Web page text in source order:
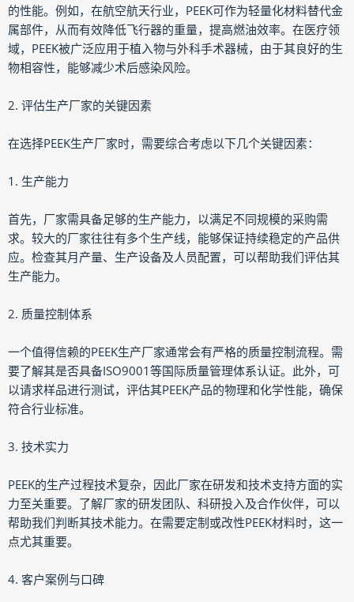
的性能。例如，在航空航天行业，PEEK可作为轻量化材料替代金
属部件，从而有效降低飞行器的重量，提高燃油效率。在医疗领
域，PEEK被广泛应用于植入物与外科手术器械，由于其良好的生
物相容性，能够减少术后感染风险。
2. 评估生产厂家的关键因素
在选择PEEK生产厂家时，需要综合考虑以下几个关键因素：
1. 生产能力
首先，厂家需具备足够的生产能力，以满足不同规模的采购需
求。较大的厂家往往有多个生产线，能够保证持续稳定的产品供
应。检查其月产量、生产设备及人员配置，可以帮助我们评估其
生产能力。
2. 质量控制体系
一个值得信赖的PEEK生产厂家通常会有严格的质量控制流程。需
要了解其是否具备ISO9001等国际质量管理体系认证。此外，可
以请求样品进行测试，评估其PEEK产品的物理和化学性能，确保
符合行业标准。
3. 技术实力
PEEK的生产过程技术复杂，因此厂家在研发和技术支持方面的实
力至关重要。了解厂家的研发团队、科研投入及合作伙伴，可以
帮助我们判断其技术能力。在需要定制或改性PEEK材料时，这一
点尤其重要。
4. 客户案例与口碑